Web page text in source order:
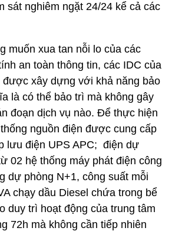
sát nghiêm ngặt 24/24 kể cả các
muốn xua tan nỗi lo của các
an toàn thông tin, các IDC của
được xây dựng với khả năng bảo
là có thể bảo trì mà không gây
đoạn dịch vụ nào. Để thực hiện
nguồn điện được cung cấp
lưu điện UPS APC; điện dự
02 hệ thống máy phát điện công
dự phòng N+1, công suất mỗi
chạy dầu Diesel chứa trong bể
duy trì hoạt động của trung tâm
72h mà không cần tiếp nhiên